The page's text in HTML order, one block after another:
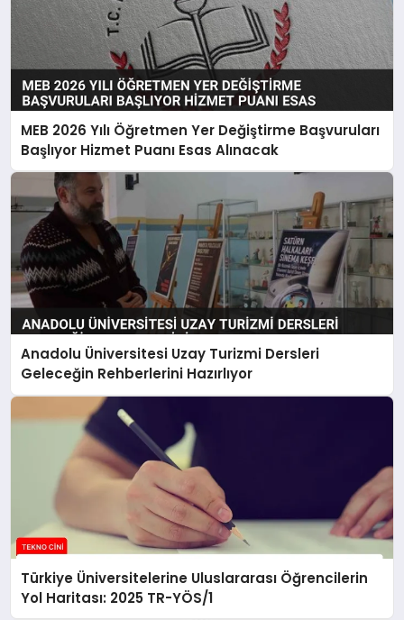
MEB 2026 Yılı Öğretmen Yer Değiştirme Başvuruları
Başlıyor Hizmet Puanı Esas Alınacak
Anadolu Üniversitesi Uzay Turizmi Dersleri
Geleceğin Rehberlerini Hazırlıyor
Türkiye Üniversitelerine Uluslararası Öğrencilerin
Yol Haritası: 2025 TR-YÖS/1